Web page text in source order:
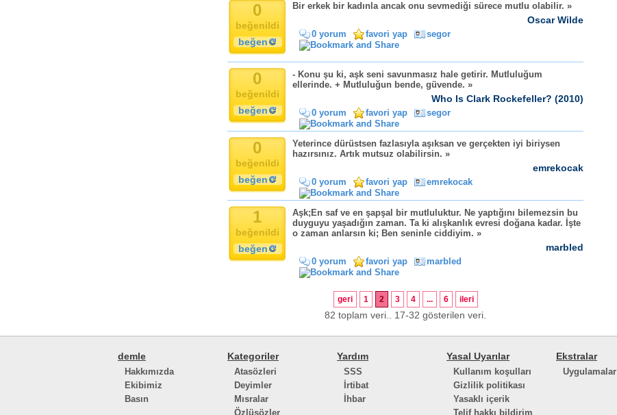
0
beğenildi
beğen
Bir erkek bir kadınla ancak onu sevmediği sürece mutlu olabilir. »
Oscar Wilde
0 yorum favori yap segor
0
beğenildi
beğen
- Konu şu ki, aşk seni savunmasız hale getirir. Mutluluğum
ellerinde. + Mutluluğun bende, güvende. »
Who Is Clark Rockefeller? (2010)
0 yorum favori yap segor
0
beğenildi
beğen
Yeterince dürüstsen fazlasıyla aşıksan ve gerçekten iyi biriysen
hazırsınız. Artık mutsuz olabilirsin. »
emrekocak
0 yorum favori yap emrekocak
1
beğenildi
beğen
Aşk;En saf ve en şapşal bir mutluluktur. Ne yaptığını bilemezsin bu
duyguyu yaşadığın zaman. Ta ki alışkanlık evresi doğana kadar. İşte
o zaman anlarsın ki; Ben seninle ciddiyim. »
marbled
0 yorum favori yap marbled
geri 1 2 3 4 ... 6 ileri
82 toplam veri.. 17-32 gösterilen veri.
demle
Hakkımızda
Ekibimiz
Basın
Kategoriler
Atasözleri
Deyimler
Mısralar
Özlüsözler
Yardım
SSS
İrtibat
İhbar
Yasal Uyarılar
Kullanım koşulları
Gizlilik politikası
Yasaklı içerik
Telif hakkı bildirim
Ekstralar
Uygulamalar